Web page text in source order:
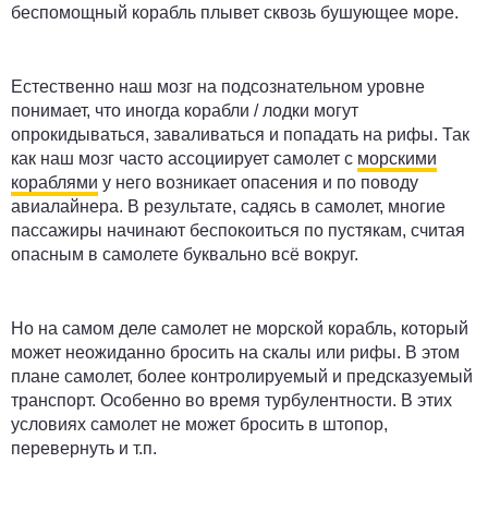
беспомощный корабль плывет сквозь бушующее море.
Естественно наш мозг на подсознательном уровне
понимает, что иногда корабли / лодки могут
опрокидываться, заваливаться и попадать на рифы. Так
как наш мозг часто ассоциирует самолет с морскими
кораблями у него возникает опасения и по поводу
авиалайнера. В результате, садясь в самолет, многие
пассажиры начинают беспокоиться по пустякам, считая
опасным в самолете буквально всё вокруг.
Но на самом деле самолет не морской корабль, который
может неожиданно бросить на скалы или рифы. В этом
плане самолет, более контролируемый и предсказуемый
транспорт. Особенно во время турбулентности. В этих
условиях самолет не может бросить в штопор,
перевернуть и т.п.